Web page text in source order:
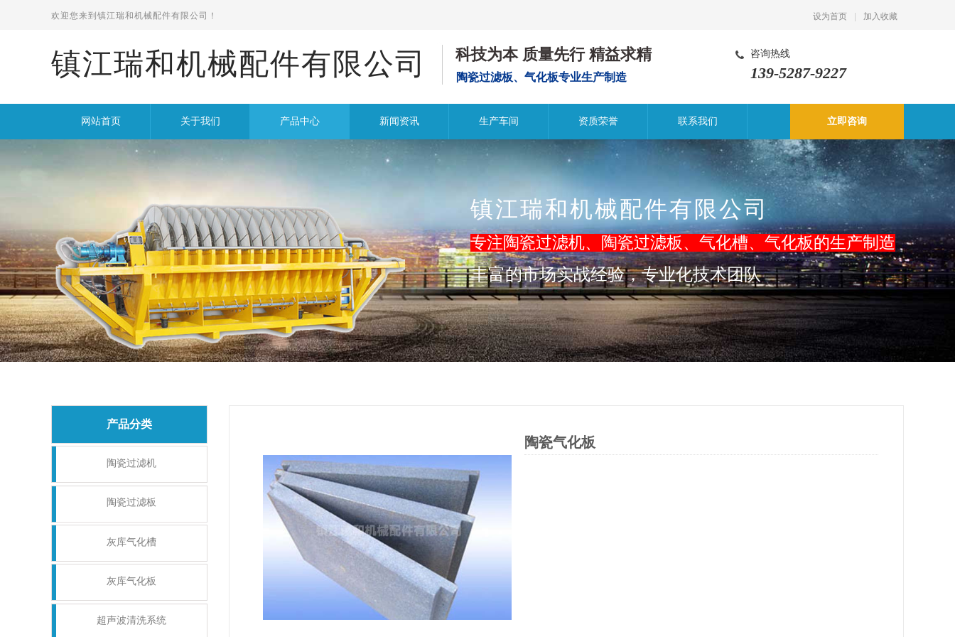
设为首页 加入收藏
欢迎您来到 镇江瑞和机械配件有限公司！
科技为本 质量先行 精益求精
陶瓷过滤板、气化板专业生产制造
咨询热线
139-5287-9227
镇江瑞和机械配件有限公司
网站首页 关于我们 产品中心 新闻资讯 生产车间 资质荣誉 联系我们 立即咨询
镇江瑞和机械配件有限公司
专注陶瓷过滤机、陶瓷过滤板、气化槽、气化板的生产制造
丰富的市场实战经验，专业化技术团队
陶瓷气化板
产品分类
陶瓷过滤机
陶瓷过滤板
灰库气化槽
灰库气化板
超声波清洗系统